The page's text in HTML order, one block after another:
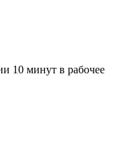
10 минут в рабочее